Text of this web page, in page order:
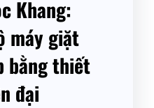
Khang:
máy giặt
bằng thiết
đại